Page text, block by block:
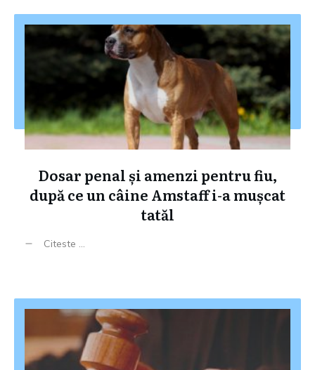
Dosar penal și amenzi pentru fiu,
după ce un câine Amstaff i-a mușcat
tatăl
Citeste ...